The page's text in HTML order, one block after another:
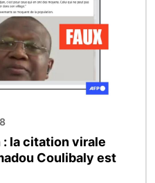
: la citation virale
Coulibaly est